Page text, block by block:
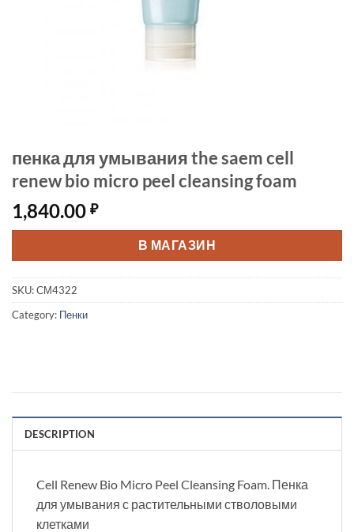
пенка для умывания the saem cell
renew bio micro peel cleansing foam
1,840.00 ₽
В МАГАЗИН
SKU:СМ4322
Category: Пенки
DESCRIPTION
Cell Renew Bio Micro Peel Cleansing Foam. Пенка
для умывания с растительными стволовыми
клетками